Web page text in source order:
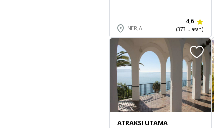
NERJA
4,6
(373 ulasan)
ATRAKSI UTAMA